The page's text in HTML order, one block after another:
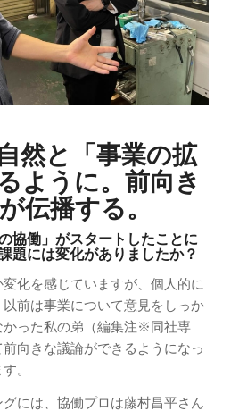
然と「事業の拡
ように。前向き
伝播する。
協働」がスタートしたことに
題には変化がありましたか？
化を感じていますが、個人的に
前は事業について意見をしっか
かった私の弟（編集注※同社専
向きな議論ができるようになっ
。
には、協働プロは藤村昌平さん